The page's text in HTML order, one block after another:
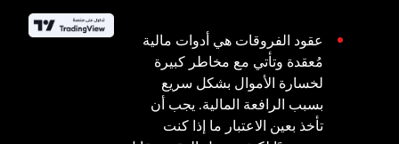
عقود الفروقات هي أدوات مالية
مُعقدة وتأتي مع مخاطر كبيرة
لخسارة الأموال بشكل سريع
بسبب الرافعة المالية. يجب أن
تأخذ بعين الاعتبار ما إذا كنت